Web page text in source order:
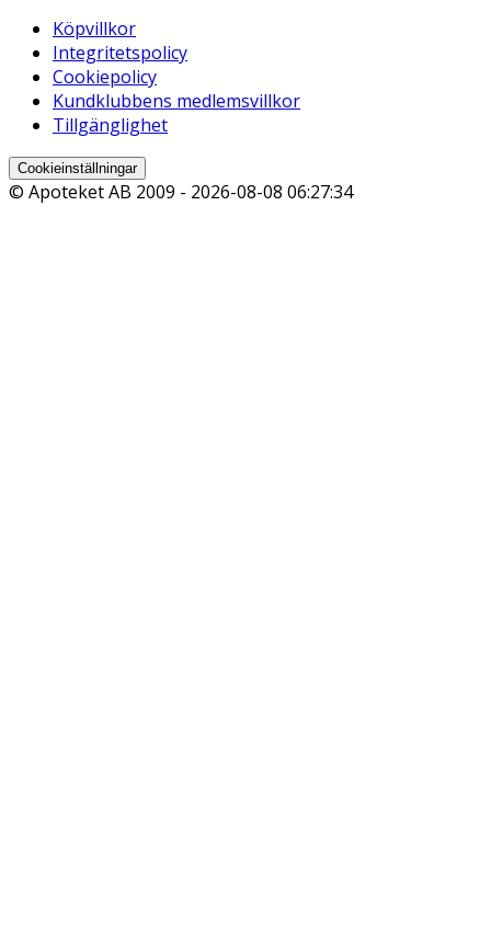
Köpvillkor
Integritetspolicy
Cookiepolicy
Kundklubbens medlemsvillkor
Tillgänglighet
Cookieinställningar
© Apoteket AB 2009 - 2026-08-08 06:27:34